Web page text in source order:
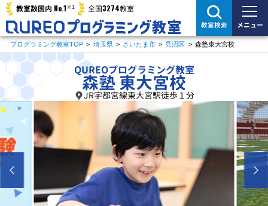
教室数国内 No.1※1 全国3274教室
教室検索 メニュー
プログラミング教室TOP > 埼玉県 > さいたま市 > 見沼区 > 森塾東大宮校
QUREOプログラミング教室
森塾 東大宮校
JR宇都宮線東大宮駅徒歩１分